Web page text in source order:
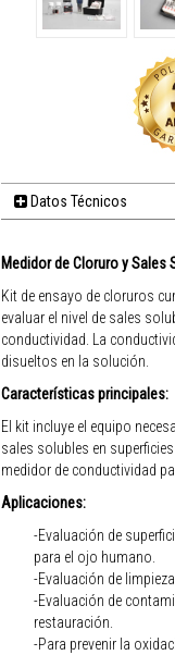
Datos Técnicos
Medidor de Cloruro y Sales
Kit de ensayo de cloruros
evaluar el nivel de sales
conductividad. La
disueltos en la solución.
Características principales:
El kit incluye el equipo
sales solubles en
medidor de conductividad
Aplicaciones:
-Evaluación de
para el ojo humano.
-Evaluación de
-Evaluación de
restauración.
-Para prevenir la